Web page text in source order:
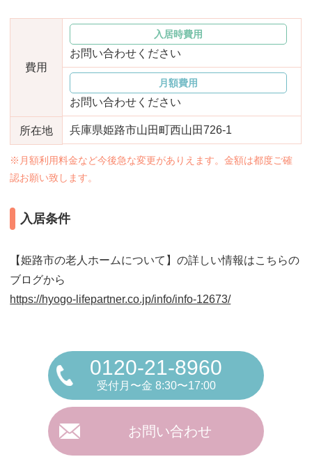
おすすめ施設特集 施設関係者の方へ
費用
入居時費用
お問い合わせください
月額費用
お問い合わせください
所在地 兵庫県姫路市山田町西山田726-1
※月額利用料金など今後急な変更がありえます。金額は都度ご確
認お願い致します。
入居条件
【姫路市の老人ホームについて】の詳しい情報はこちらの
ブログから
https://hyogo-lifepartner.co.jp/info/info-12673/
0120-21-8960
受付月〜金 8:30〜17:00
お問い合わせ